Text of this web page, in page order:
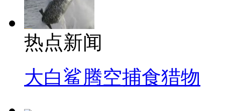
热点新闻
大白鲨腾空捕食猎物